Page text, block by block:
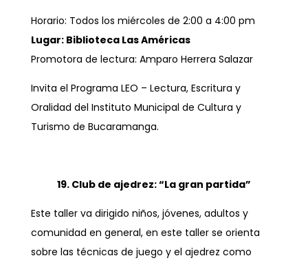
Horario: Todos los miércoles de 2:00 a 4:00 pm
Lugar: Biblioteca Las Américas
Promotora de lectura: Amparo Herrera Salazar
Invita el Programa LEO – Lectura, Escritura y
Oralidad del Instituto Municipal de Cultura y
Turismo de Bucaramanga.
19. Club de ajedrez: “La gran partida”
Este taller va dirigido niños, jóvenes, adultos y
comunidad en general, en este taller se orienta
sobre las técnicas de juego y el ajedrez como